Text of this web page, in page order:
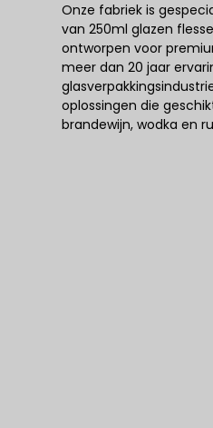
Onze fabriek is
van 250ml glazen
ontworpen voor
meer dan 20 jaar
oplossingen die
brandewijn, wodka en